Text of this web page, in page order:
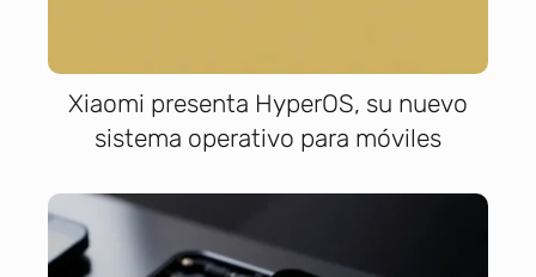
Xiaomi presenta HyperOS, su nuevo
sistema operativo para móviles